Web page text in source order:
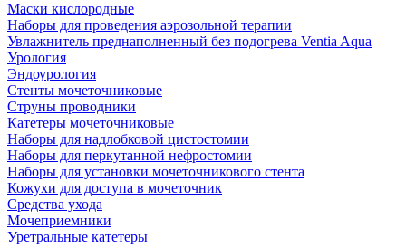
Маски кислородные
Наборы для проведения аэрозольной терапии
Увлажнитель преднаполненный без подогрева Ventia Aqua
Урология
Эндоурология
Стенты мочеточниковые
Струны проводники
Катетеры мочеточниковые
Наборы для надлобковой цистостомии
Наборы для перкутанной нефростомии
Наборы для установки мочеточникового стента
Кожухи для доступа в мочеточник
Средства ухода
Мочеприемники
Уретральные катетеры